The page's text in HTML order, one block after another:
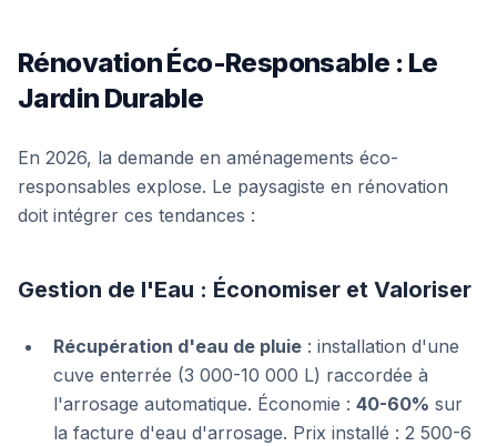
Rénovation Éco-Responsable : Le
Jardin Durable
En 2026, la demande en aménagements éco-
responsables explose. Le paysagiste en rénovation
doit intégrer ces tendances :
Gestion de l'Eau : Économiser et Valoriser
Récupération d'eau de pluie : installation d'une
cuve enterrée (3 000-10 000 L) raccordée à
l'arrosage automatique. Économie : 40-60% sur
la facture d'eau d'arrosage. Prix installé : 2 500-6